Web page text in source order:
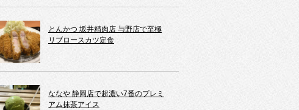
とんかつ 坂井精肉店 与野店で至極
リブロースカツ定食
ななや 静岡店で超濃い7番のプレミ
アム抹茶アイス